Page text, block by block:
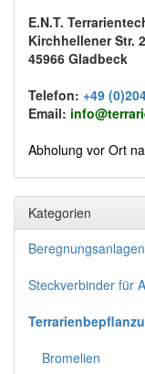
E.N.T.
Kirchhellener Str.
45966 Gladbeck
Telefon: +49
Email:
Abholung vor Ort
Kategorien
Steckverbinder für
Bromelien